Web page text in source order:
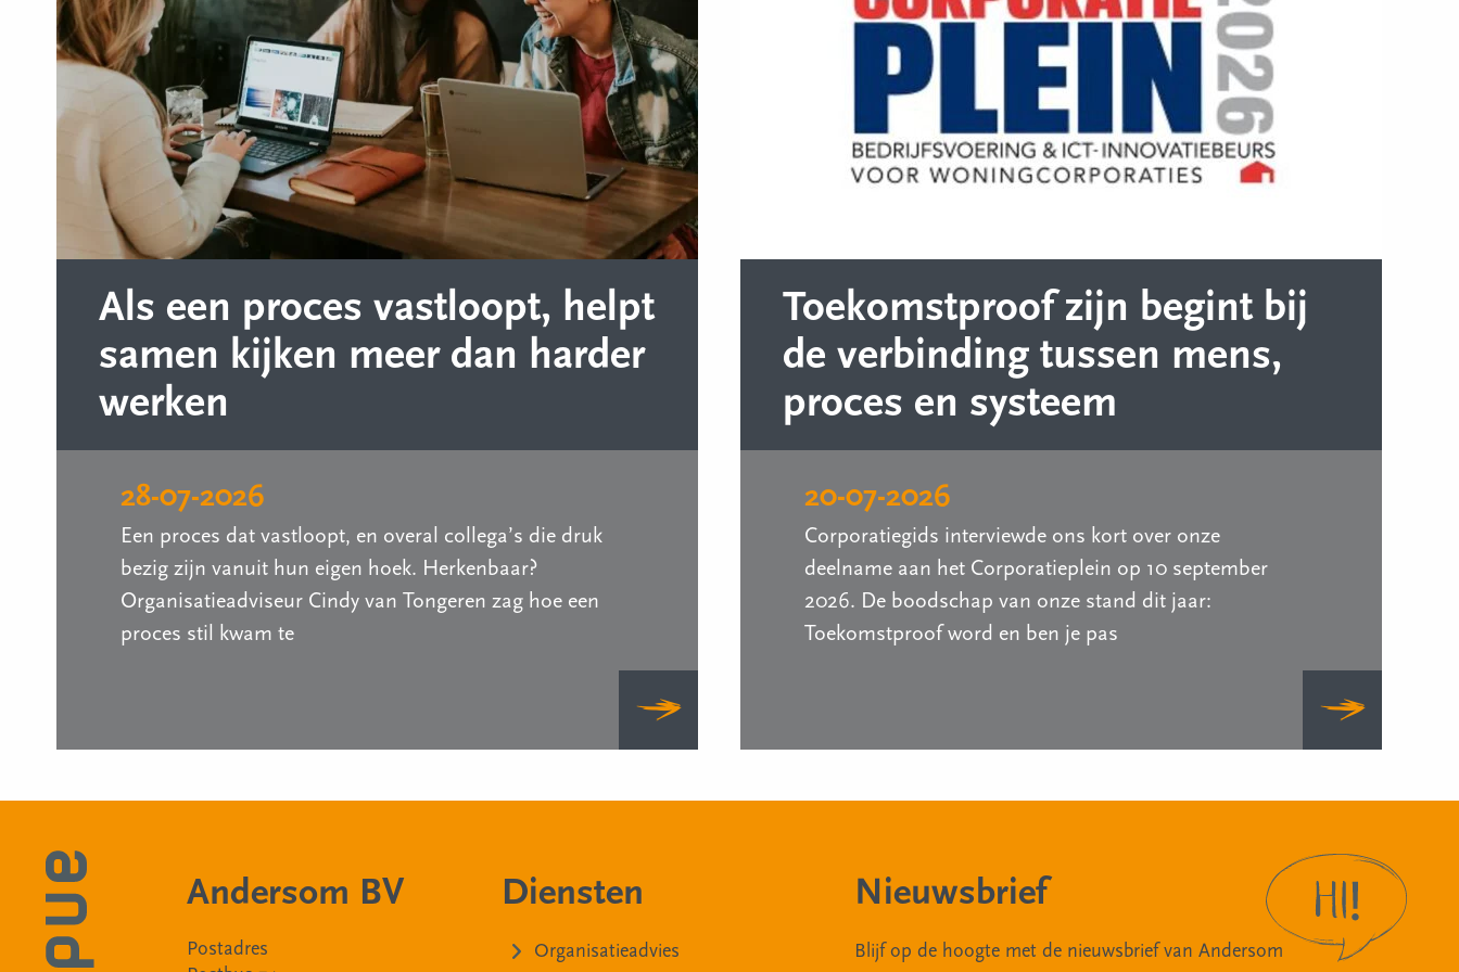
Als een proces vastloopt, helpt
samen kijken meer dan harder
werken
28-07-2026
Een proces dat vastloopt, en overal collega’s die druk
bezig zijn vanuit hun eigen hoek. Herkenbaar?
Organisatieadviseur Cindy van Tongeren zag hoe een
proces stil kwam te
Toekomstproof zijn begint bij
de verbinding tussen mens,
proces en systeem
20-07-2026
Corporatiegids interviewde ons kort over onze
deelname aan het Corporatieplein op 10 september
2026. De boodschap van onze stand dit jaar:
Toekomstproof word en ben je pas
Andersom BV
Postadres
Diensten
Organisatieadvies
Nieuwsbrief
Blijf op de hoogte met de nieuwsbrief van Andersom